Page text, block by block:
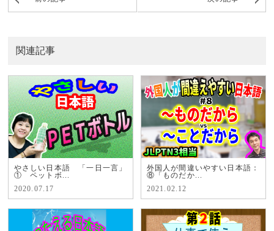
関連記事
やさしい日本語 「一日一言」
① ペットボ...
2020.07.17
外国人が間違いやすい日本語：
⑧「ものだか...
2021.02.12